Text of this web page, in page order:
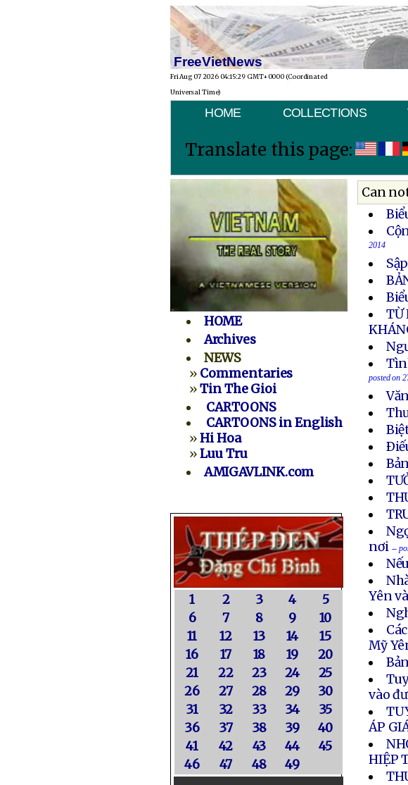
FreeVietNews
Fri Aug 07 2026 04:15:29 GMT+0000 (Coordinated
Universal Time)
HOME COLLECTIONS
Translate this page:
HOME
Archives
NEWS
» Commentaries
»Tin The Gioi
CARTOONS
CARTOONS in English
»Hi Hoa
»Luu Tru
AMIGAVLINK.com
1 2 3 4
5
6
7 8 9
10
11
12 13 14
15
16
17 18 19
20
21
22 23 24
25
26
27 28 29
30
31
32 33 34
35
36
37 38 39
40
41
42 43 44
45
46
47 48 49
Can
2014
TỪ
posted on
nơi --
Yên
Mỹ
vào
ÁP
HIỆP